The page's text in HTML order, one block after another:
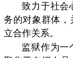
致力于社会
务的对象群体，
立合作关系。
监狱作为一